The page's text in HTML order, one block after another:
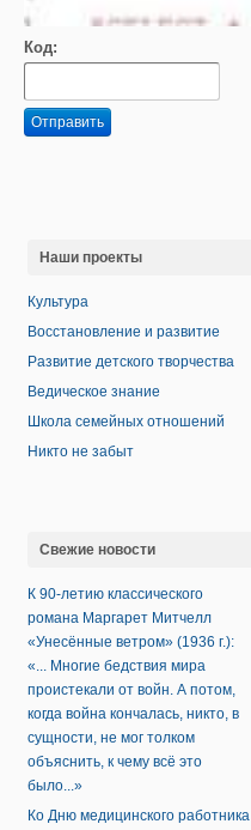
Код:
Отправить
Наши проекты
Культура
Восстановление и развитие
Развитие детского творчества
Ведическое знание
Школа семейных отношений
Никто не забыт
Свежие новости
К 90-летию классического
романа Маргарет Митчелл
«Унесённые ветром» (1936 г.):
«... Многие бедствия мира
проистекали от войн. А потом,
когда война кончалась, никто, в
сущности, не мог толком
объяснить, к чему всё это
было...»
Ко Дню медицинского работника